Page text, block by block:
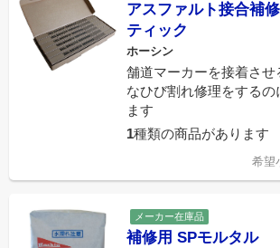
アスファルト接合補
ティック
ホーシン
舗道マーカーを接着させ
なひび割れ修理をするの
ます
1種類の商品があります
希望
メーカー在庫品
補修用 SPモルタル